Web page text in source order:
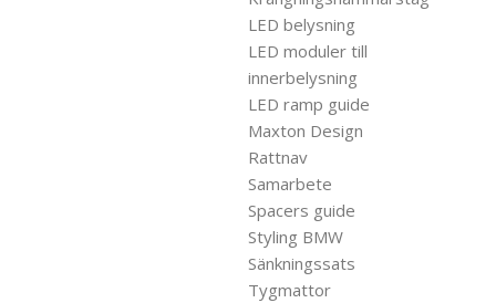
LED belysning
LED moduler till
innerbelysning
LED ramp guide
Maxton Design
Rattnav
Samarbete
Spacers guide
Styling BMW
Sänkningssats
Tygmattor